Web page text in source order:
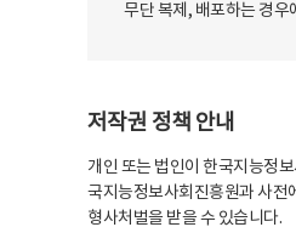
무단 복제, 배포하는 경
저작권 정책 안내
개인 또는 법인이 한국지능정
국지능정보사회진흥원과 사전
형사처벌을 받을 수 있습니다.